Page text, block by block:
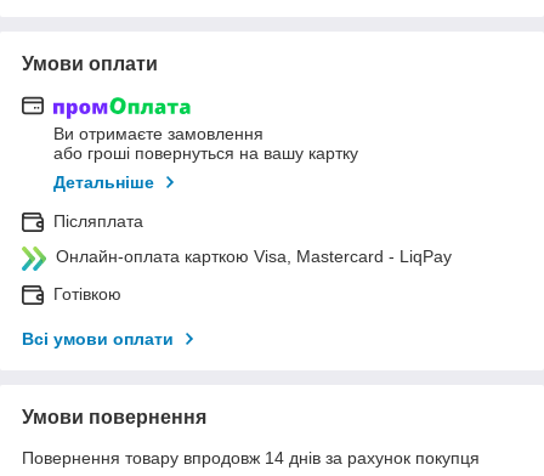
Умови оплати
Ви отримаєте замовлення
або гроші повернуться на вашу картку
Детальніше
Післяплата
Онлайн-оплата карткою Visa, Mastercard - LiqPay
Готівкою
Всі умови оплати
Умови повернення
Повернення товару впродовж 14 днів за рахунок покупця